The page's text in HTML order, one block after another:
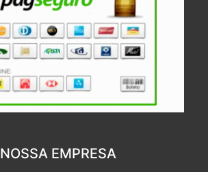
NOSSA EMPRESA